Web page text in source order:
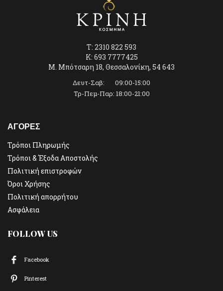
T: 2310 822 593
K: 693 7777425
Μ. Μπότσαρη 18, Θεσσαλονίκη, 54 643
Δευτ-Σαβ: 09:00-15:00
Τρ-Πεμ-Παρ: 18:00-21:00
ΑΓΟΡΕΣ
Τρόποι Πληρωμής
Τρόποι & Έξοδα Αποστολής
Πολιτική επιστροφών
Όροι Χρήσης
Πολιτική απορρήτου
Ασφάλεια
FOLLOW US
Facebook
Pinterest